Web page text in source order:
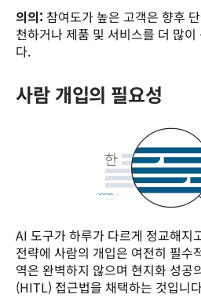
의의: 참여도가 높은 고객은 향후
천하거나 제품 및 서비스를 더 많
다.
사람 개입의 필요성
AI 도구가 하루가 다르게 정교해지
전략에 사람의 개입은 여전히 필수
역은 완벽하지 않으며 현지화 성공
(HITL) 접근법을 채택하는 것입니